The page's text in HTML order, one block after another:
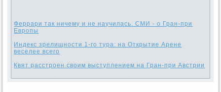
Феррари так ничему и не научилась. СМИ - о Гран-при
Европы
Индекс зрелищности 1-го тура: на Открытие Арене
веселее всего
Квят расстроен своим выступлением на Гран-при Австрии